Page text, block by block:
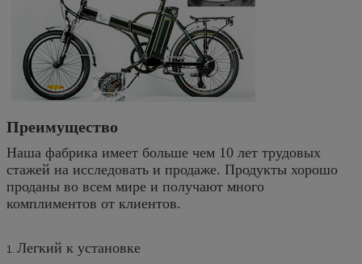
Преимущество
Наша фабрика имеет больше чем 10 лет трудовых
стажей на исследовать и продаже. Продукты хорошо
проданы во всем мире и получают много
комплиментов от клиентов.
1. Легкий к установке